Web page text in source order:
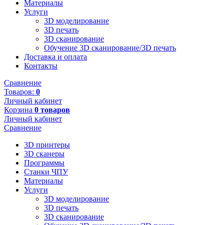
Материалы
Услуги
3D моделирование
3D печать
3D сканирование
Обучение 3D сканирование/3D печать
Доставка и оплата
Контакты
Сравнение
Товаров: 0
Личный кабинет
Корзина 0 товаров
Личный кабинет
Сравнение
3D принтеры
3D сканеры
Программы
Станки ЧПУ
Материалы
Услуги
3D моделирование
3D печать
3D сканирование